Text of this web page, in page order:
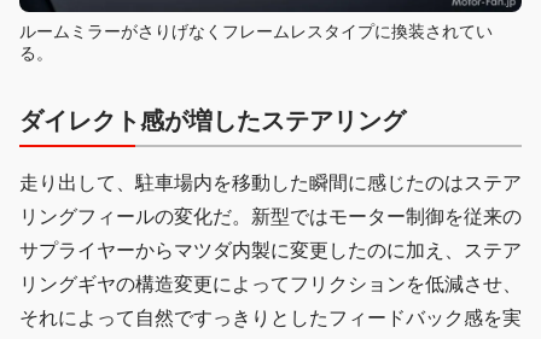
ルームミラーがさりげなくフレームレスタイプに換装されてい
る。
ダイレクト感が増したステアリング
走り出して、駐車場内を移動した瞬間に感じたのはステア
リングフィールの変化だ。新型ではモーター制御を従来の
サプライヤーからマツダ内製に変更したのに加え、ステア
リングギヤの構造変更によってフリクションを低減させ、
それによって自然ですっきりとしたフィードバック感を実